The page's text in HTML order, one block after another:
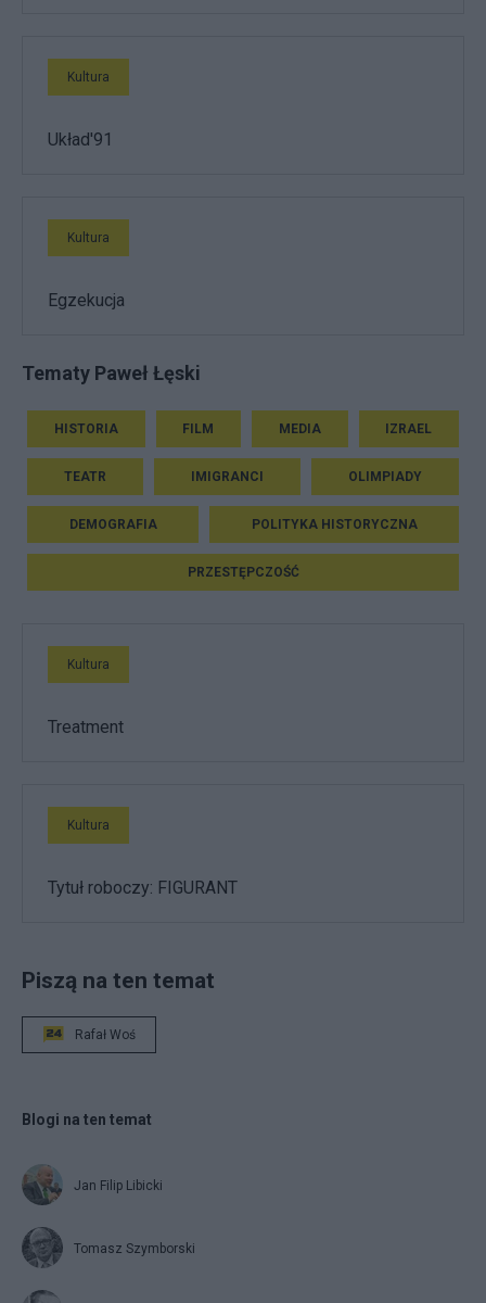
Kultura
Układ'91
Kultura
Egzekucja
Tematy Paweł Łęski
HISTORIA FILM MEDIA IZRAEL
TEATR IMIGRANCI OLIMPIADY
DEMOGRAFIA POLITYKA HISTORYCZNA
PRZESTĘPCZOŚĆ
Kultura
Treatment
Kultura
Tytuł roboczy: FIGURANT
Piszą na ten temat
Rafał Woś
Blogi na ten temat
Jan Filip Libicki
Tomasz Szymborski